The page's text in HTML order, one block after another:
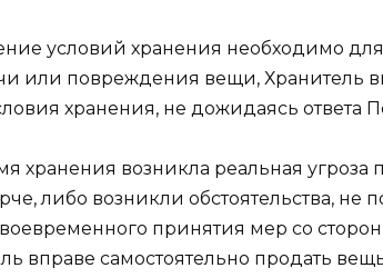
условий хранения необходимо
или повреждения вещи, Хранитель
хранения, не дожидаясь ответа
хранения возникла реальная
либо возникли обстоятельства, не
принятия мер со
вправе самостоятельно продать